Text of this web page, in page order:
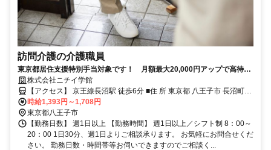
訪問介護の介護職員
東京都居住支援特別手当対象です！ 月額最大20,000円アップで高待
遇！ 週1日～／短時間から働けます ！
株式会社ニチイ学館
【アクセス】 京王線長沼駅 徒歩6分 ■住 所 東京都 八王子市 長沼町
時給1,393円～1,708円
東京都八王子市
【勤務日数】 週1日以上 【勤務時間】 週1日以上／シフト制 8：00～
20：00 1日30分、週1日よりご相談承ります。 お気軽にお問合せくだ
さい。 勤務日数・時間帯等お伺いできますのでご相談く...